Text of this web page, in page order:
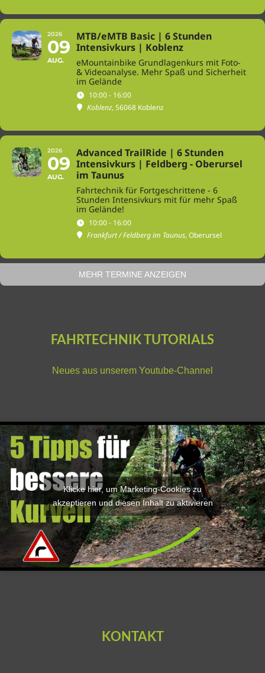
2026
09
AUG.
MTB/eMTB Basic | 6 Stunden
Intensivkurs | Koblenz
eMountainbike Grundlagenkurs mit Foto-
& Videoanalyse. Mehr Spaß und Sicherheit
im Gelände
10:00 - 16:00
Koblenz, 56068 Koblenz
2026
09
AUG.
Advanced TrailRide | 6 Stunden
Intensivkurs | Feldberg - Oberursel
im Taunus
Fahrtechnik für Fortgeschrittene - 6
Stunden Intensivkurs mit für mehr Spaß
im Gelände!
10:00 - 16:00
Frankfurt / Feldberg im Taunus, Oberursel
MEHR TERMINE ANZEIGEN
FAHRTECHNIK TUTORIALS
Neues aus unserem Youtube-Channel
Klicke hier, um Marketing-Cookies zu
akzeptieren und diesen Inhalt zu aktivieren
KONTAKT